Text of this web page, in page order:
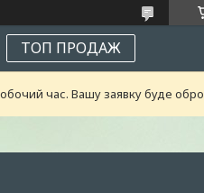
ТОП ПРОДАЖ
час. Вашу заявку буде